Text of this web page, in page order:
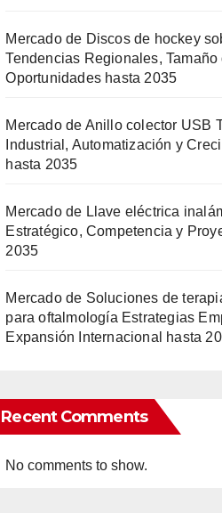
Mercado de Discos de hockey
Tendencias Regionales,
Oportunidades hasta 2035
Mercado de Anillo colector USB
Industrial, Automatización y
hasta 2035
Mercado de Llave eléctrica
Estratégico, Competencia y
2035
Mercado de Soluciones de
para oftalmología Estrategias
Expansión Internacional hasta
Recent Comments
No comments to show.